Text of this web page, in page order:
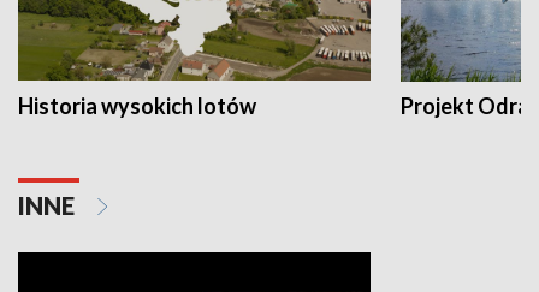
Historia wysokich lotów Projekt Odra
INNE